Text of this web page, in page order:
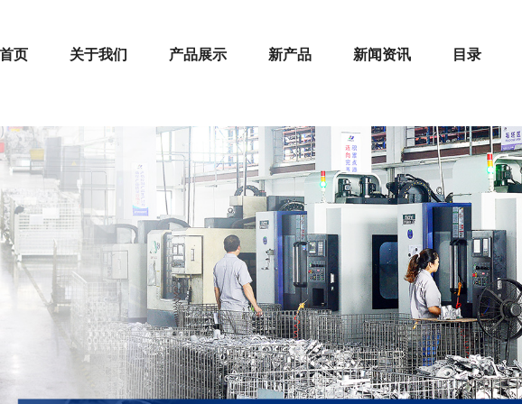
页 关于我们 产品展示 新产品 新闻资讯 目录